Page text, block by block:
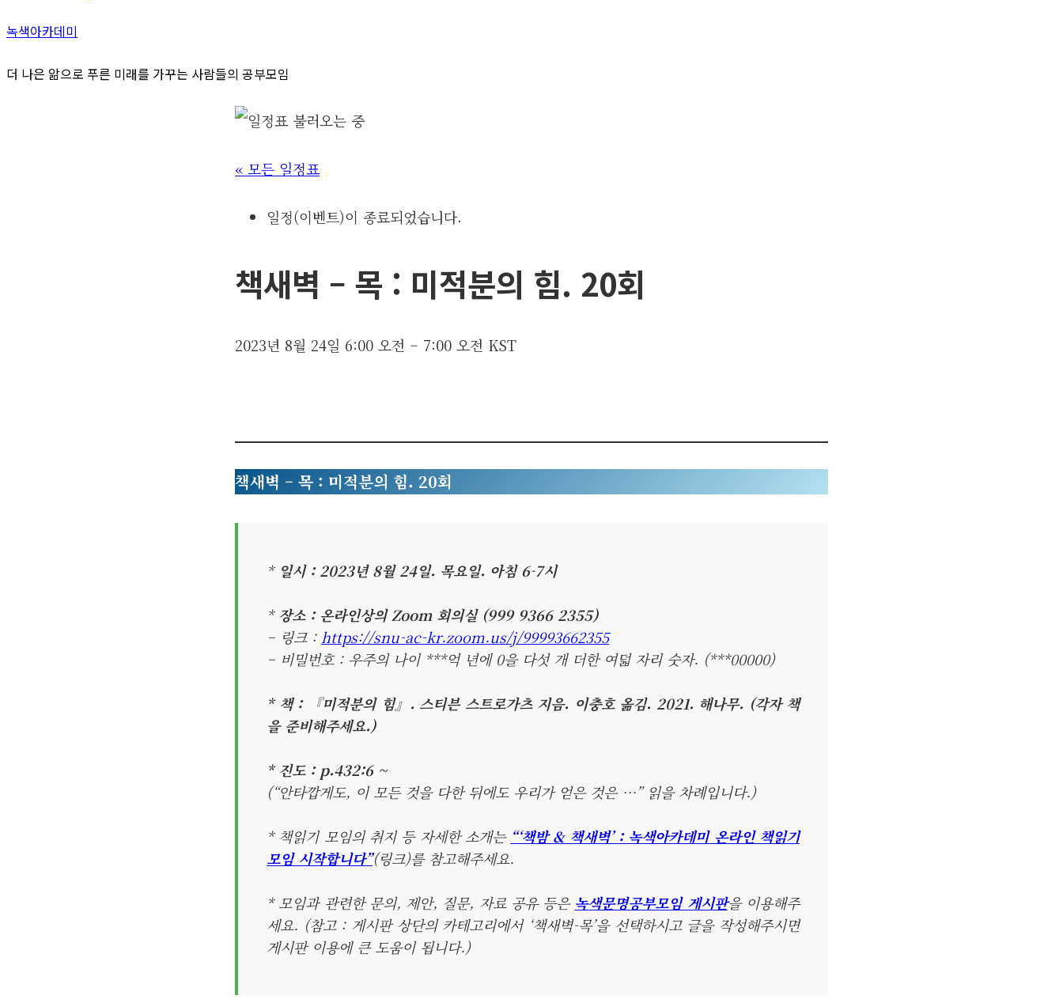
녹색아카데미
더 나은 앎으로 푸른 미래를 가꾸는 사람들의 공부모임
« 모든 일정표
일정(이벤트)이 종료되었습니다.
책새벽 – 목 : 미적분의 힘. 20회
2023년 8월 24일 6:00 오전 – 7:00 오전 KST
책새벽 – 목 : 미적분의 힘. 20회
* 일시 : 2023년 8월 24일. 목요일. 아침 6-7시
* 장소 : 온라인상의 Zoom 회의실 (999 9366 2355)
– 링크 : https://snu-ac-kr.zoom.us/j/99993662355
– 비밀번호 : 우주의 나이 ***억 년에 0을 다섯 개 더한 여덟 자리 숫자. (***00000)
* 책 : 『미적분의 힘』. 스티븐 스트로가츠 지음. 이충호 옮김. 2021. 해나무. (각자 책
을 준비해주세요.)
* 진도 : p.432:6 ~
(“안타깝게도, 이 모든 것을 다한 뒤에도 우리가 얻은 것은 …” 읽을 차례입니다.)
* 책읽기 모임의 취지 등 자세한 소개는 “‘책밤 & 책새벽’ : 녹색아카데미 온라인 책읽기
모임 시작합니다”(링크)를 참고해주세요.
* 모임과 관련한 문의, 제안, 질문, 자료 공유 등은 녹색문명공부모임 게시판을 이용해주
세요. (참고 : 게시판 상단의 카테고리에서 ‘책새벽-목’을 선택하시고 글을 작성해주시면
게시판 이용에 큰 도움이 됩니다.)